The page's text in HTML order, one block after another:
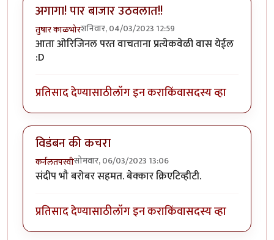
अगागा! पार बाजार उठवलात!!
तुषार काळभोरशनिवार, 04/03/2023 12:59
आता ओरिजिनल परत वाचताना प्रत्येकवेळी वास येईल
:D
प्रतिसाद देण्यासाठीलॉग इन कराकिंवासदस्य व्हा
विडंबन की कचरा
कर्नलतपस्वीसोमवार, 06/03/2023 13:06
संदीप भौ बरोबर सहमत. बेक्कार क्रिएटिव्हीटी.
प्रतिसाद देण्यासाठीलॉग इन कराकिंवासदस्य व्हा